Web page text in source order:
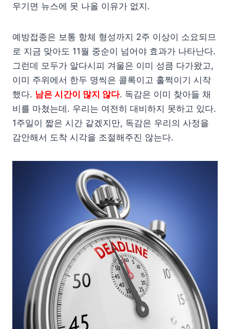
우기면 뉴스에 못 나올 이유가 없지.
예방접종은 보통 항체 형성까지 2주 이상이 소요되므
로 지금 맞아도 11월 중순이 넘어야 효과가 나타난다.
그런데 모두가 알다시피 겨울은 이미 성큼 다가왔고,
이미 주위에서 한두 명씩은 콜록이고 훌쩍이기 시작
했다. 남은 시간이 많지 않다. 독감은 이미 찾아들 채
비를 마쳤는데. 우리는 여전히 대비하지 못하고 있다.
1주일이 짧은 시간 같겠지만, 독감은 우리의 사정을
감안해서 도착 시각을 조절해주진 않는다.